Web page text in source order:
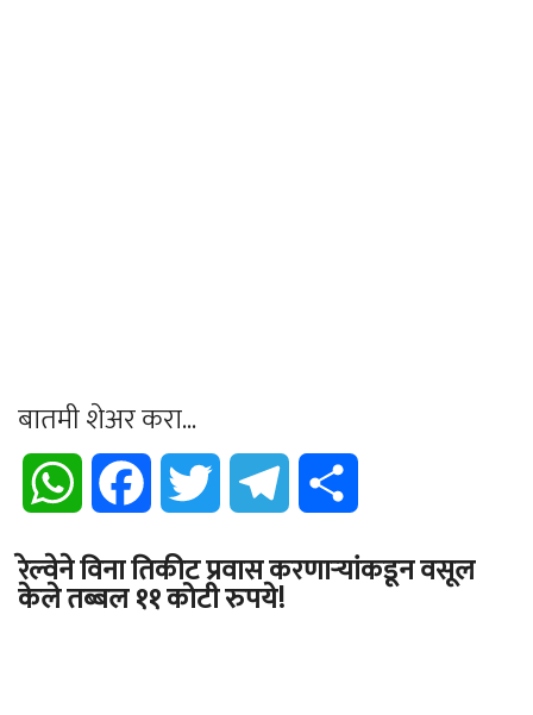
बातमी शेअर करा...
WhatsApp Facebook Twitter Telegram
रेल्वेने विना तिकीट प्रवास करणाऱ्यांकडून वसूल
केले तब्बल ११ कोटी रुपये!